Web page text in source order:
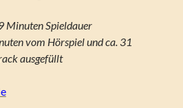
Minuten Spieldauer
vom Hörspiel und ca. 31
ausgefüllt